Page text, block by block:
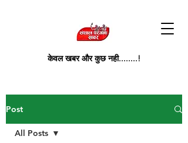
केवल खबर और कुछ नही........!
Post
All Posts